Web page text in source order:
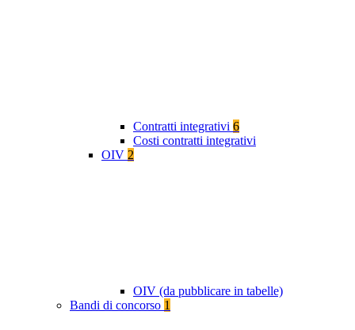
Contratti integrativi 6
Costi contratti integrativi
OIV 2
OIV (da pubblicare in tabelle)
Bandi di concorso 1